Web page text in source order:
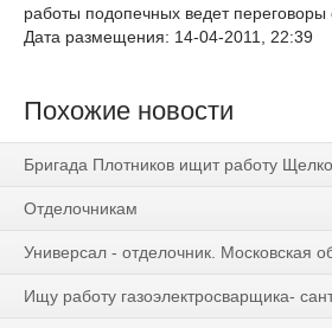
работы подопечных ведет переговоры
Дата размещения: 14-04-2011, 22:39
Похожие новости
Бригада Плотников ищит работу
Отделочникам
Универсал - отделочник. Московская
Ищу работу газоэлектросварщика-